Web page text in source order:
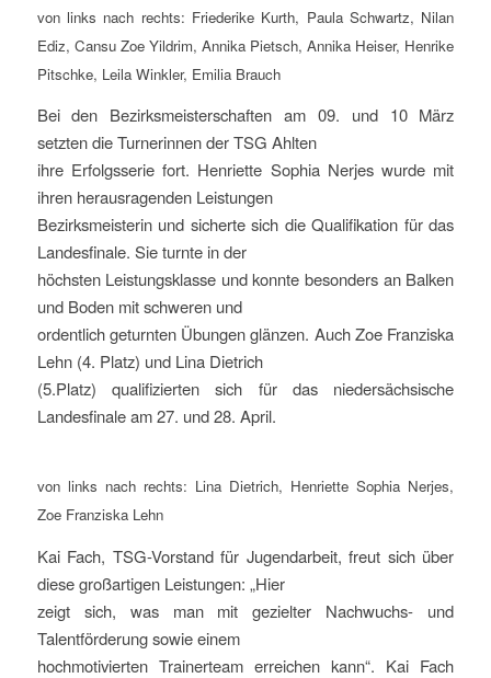
von links nach rechts: Friederike Kurth, Paula Schwartz, Nilan
Ediz, Cansu Zoe Yildrim, Annika Pietsch, Annika Heiser, Henrike
Pitschke, Leila Winkler, Emilia Brauch
Bei den Bezirksmeisterschaften am 09. und 10 März
setzten die Turnerinnen der TSG Ahlten
ihre Erfolgsserie fort. Henriette Sophia Nerjes wurde mit
ihren herausragenden Leistungen
Bezirksmeisterin und sicherte sich die Qualifikation für das
Landesfinale. Sie turnte in der
höchsten Leistungsklasse und konnte besonders an Balken
und Boden mit schweren und
ordentlich geturnten Übungen glänzen. Auch Zoe Franziska
Lehn (4. Platz) und Lina Dietrich
(5.Platz) qualifizierten sich für das niedersächsische
Landesfinale am 27. und 28. April.
von links nach rechts: Lina Dietrich, Henriette Sophia Nerjes,
Zoe Franziska Lehn
Kai Fach, TSG-Vorstand für Jugendarbeit, freut sich über
diese großartigen Leistungen: „Hier
zeigt sich, was man mit gezielter Nachwuchs- und
Talentförderung sowie einem
hochmotivierten Trainerteam erreichen kann“. Kai Fach